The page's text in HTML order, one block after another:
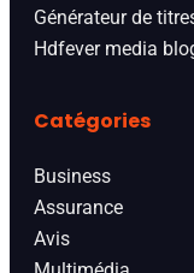
Générateur de
Hdfever media
Catégories
Business
Assurance
Avis